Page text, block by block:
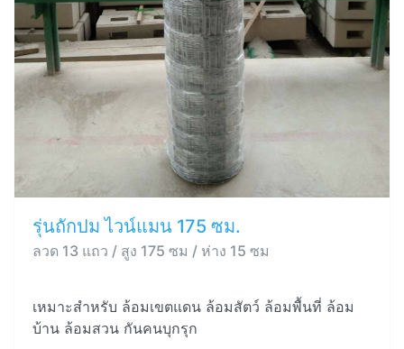
รุ่นถักปม ไวน์แมน 175 ซม.
ลวด 13 แถว / สูง 175 ซม / ห่าง 15 ซม
เหมาะสำหรับ ล้อมเขตแดน ล้อมสัตว์ ล้อมพื้นที่ ล้อม
บ้าน ล้อมสวน กันคนบุกรุก